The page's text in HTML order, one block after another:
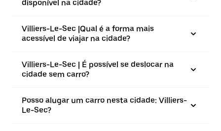
disponível na cidade?
Villiers-Le-Sec |⁠Qual é a forma mais
acessível de viajar na cidade?
Villiers-Le-Sec | É possível se deslocar na
cidade sem carro?
Posso alugar um carro nesta cidade: Villiers-
Le-Sec?